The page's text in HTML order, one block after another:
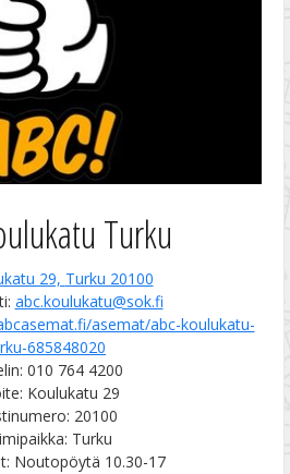
Turku
29, Turku 20100
abc.koulukatu@sok.fi
asemat/abc-koulukatu-
685848020
010 764 4200
Koulukatu 29
20100
Turku
Noutopöytä 10.30-17